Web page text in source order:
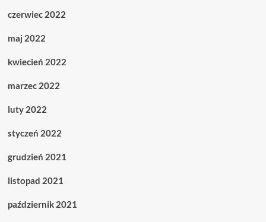
czerwiec 2022
maj 2022
kwiecień 2022
marzec 2022
luty 2022
styczeń 2022
grudzień 2021
listopad 2021
październik 2021